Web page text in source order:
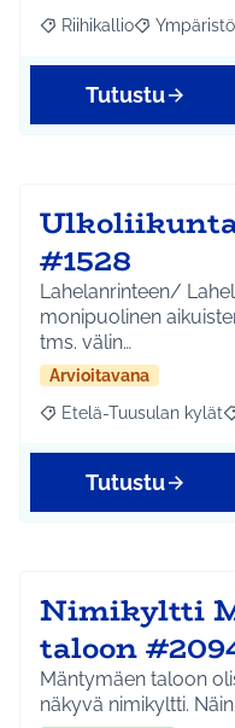
Rajaa tulokset aihepiirin
Riihikallio Rajaa
Ympäristö
Tutustu
#1528
Lahelanrinteen/
monipuolinen
tms. välin…
Arvioitavana
Rajaa tulokset aihepiirin
Etelä-Tuusulan kylät
Tutustu
Nimikyltti
taloon
Mäntymäen taloon
näkyvä nimikyltti.